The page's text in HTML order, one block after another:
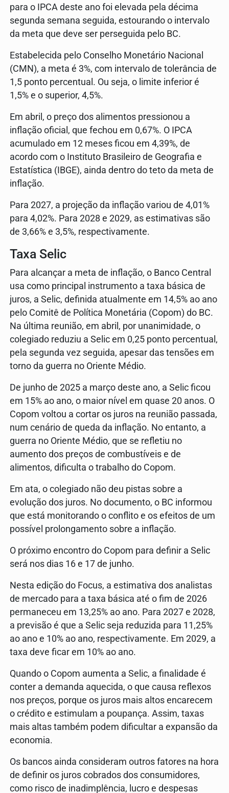
para o IPCA deste ano foi elevada pela décima
segunda semana seguida, estourando o intervalo
da meta que deve ser perseguida pelo BC.
Estabelecida pelo Conselho Monetário Nacional
(CMN), a meta é 3%, com intervalo de tolerância de
1,5 ponto percentual. Ou seja, o limite inferior é
1,5% e o superior, 4,5%.
Em abril, o preço dos alimentos pressionou a
inflação oficial, que fechou em 0,67%. O IPCA
acumulado em 12 meses ficou em 4,39%, de
acordo com o Instituto Brasileiro de Geografia e
Estatística (IBGE), ainda dentro do teto da meta de
inflação.
Para 2027, a projeção da inflação variou de 4,01%
para 4,02%. Para 2028 e 2029, as estimativas são
de 3,66% e 3,5%, respectivamente.
Taxa Selic
Para alcançar a meta de inflação, o Banco Central
usa como principal instrumento a taxa básica de
juros, a Selic, definida atualmente em 14,5% ao ano
pelo Comitê de Política Monetária (Copom) do BC.
Na última reunião, em abril, por unanimidade, o
colegiado reduziu a Selic em 0,25 ponto percentual,
pela segunda vez seguida, apesar das tensões em
torno da guerra no Oriente Médio.
De junho de 2025 a março deste ano, a Selic ficou
em 15% ao ano, o maior nível em quase 20 anos. O
Copom voltou a cortar os juros na reunião passada,
num cenário de queda da inflação. No entanto, a
guerra no Oriente Médio, que se refletiu no
aumento dos preços de combustíveis e de
alimentos, dificulta o trabalho do Copom.
Em ata, o colegiado não deu pistas sobre a
evolução dos juros. No documento, o BC informou
que está monitorando o conflito e os efeitos de um
possível prolongamento sobre a inflação.
O próximo encontro do Copom para definir a Selic
será nos dias 16 e 17 de junho.
Nesta edição do Focus, a estimativa dos analistas
de mercado para a taxa básica até o fim de 2026
permaneceu em 13,25% ao ano. Para 2027 e 2028,
a previsão é que a Selic seja reduzida para 11,25%
ao ano e 10% ao ano, respectivamente. Em 2029, a
taxa deve ficar em 10% ao ano.
Quando o Copom aumenta a Selic, a finalidade é
conter a demanda aquecida, o que causa reflexos
nos preços, porque os juros mais altos encarecem
o crédito e estimulam a poupança. Assim, taxas
mais altas também podem dificultar a expansão da
economia.
Os bancos ainda consideram outros fatores na hora
de definir os juros cobrados dos consumidores,
como risco de inadimplência, lucro e despesas